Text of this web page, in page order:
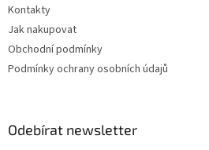
Kontakty
Jak nakupovat
Obchodní podmínky
Podmínky ochrany osobních údajů
Odebírat newsletter